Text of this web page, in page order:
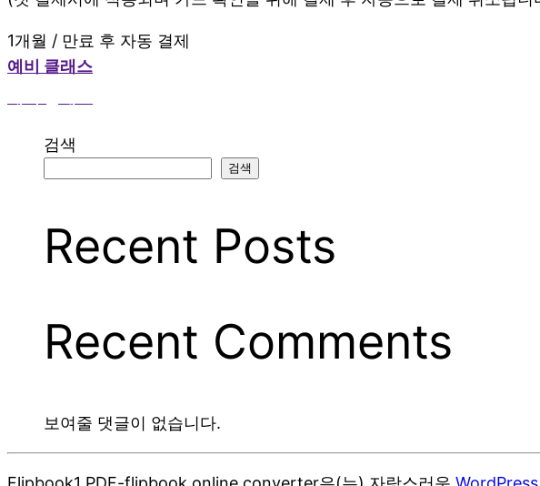
1개월 / 만료 후 자동 결제
예비 클래스
검색
검색
Recent Posts
Recent Comments
보여줄 댓글이 없습니다.